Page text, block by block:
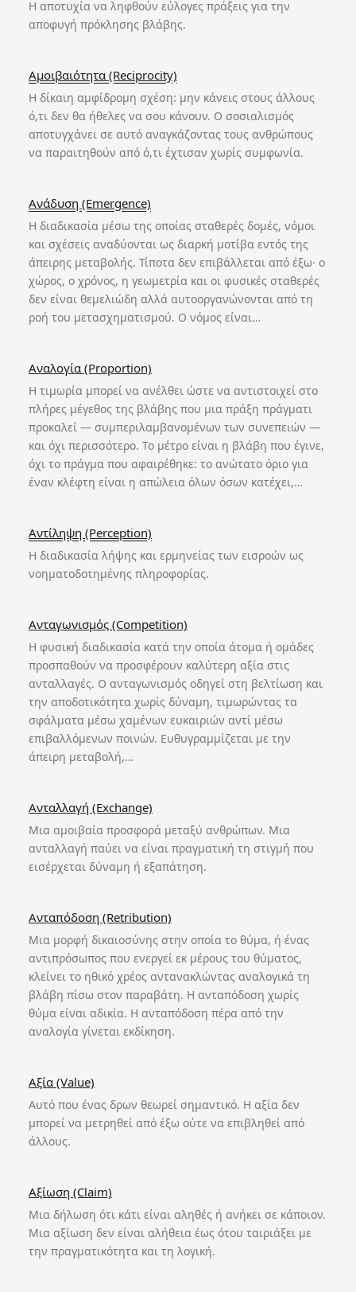
Η αποτυχία να ληφθούν εύλογες πράξεις για την
αποφυγή πρόκλησης βλάβης.
Αμοιβαιότητα (Reciprocity)
Η δίκαιη αμφίδρομη σχέση: μην κάνεις στους άλλους
ό,τι δεν θα ήθελες να σου κάνουν. Ο σοσιαλισμός
αποτυγχάνει σε αυτό αναγκάζοντας τους ανθρώπους
να παραιτηθούν από ό,τι έχτισαν χωρίς συμφωνία.
Ανάδυση (Emergence)
Η διαδικασία μέσω της οποίας σταθερές δομές, νόμοι
και σχέσεις αναδύονται ως διαρκή μοτίβα εντός της
άπειρης μεταβολής. Τίποτα δεν επιβάλλεται από έξω· ο
χώρος, ο χρόνος, η γεωμετρία και οι φυσικές σταθερές
δεν είναι θεμελιώδη αλλά αυτοοργανώνονται από τη
ροή του μετασχηματισμού. Ο νόμος είναι…
Αναλογία (Proportion)
Η τιμωρία μπορεί να ανέλθει ώστε να αντιστοιχεί στο
πλήρες μέγεθος της βλάβης που μια πράξη πράγματι
προκαλεί — συμπεριλαμβανομένων των συνεπειών —
και όχι περισσότερο. Το μέτρο είναι η βλάβη που έγινε,
όχι το πράγμα που αφαιρέθηκε: το ανώτατο όριο για
έναν κλέφτη είναι η απώλεια όλων όσων κατέχει,…
Αντίληψη (Perception)
Η διαδικασία λήψης και ερμηνείας των εισροών ως
νοηματοδοτημένης πληροφορίας.
Ανταγωνισμός (Competition)
Η φυσική διαδικασία κατά την οποία άτομα ή ομάδες
προσπαθούν να προσφέρουν καλύτερη αξία στις
ανταλλαγές. Ο ανταγωνισμός οδηγεί στη βελτίωση και
την αποδοτικότητα χωρίς δύναμη, τιμωρώντας τα
σφάλματα μέσω χαμένων ευκαιριών αντί μέσω
επιβαλλόμενων ποινών. Ευθυγραμμίζεται με την
άπειρη μεταβολή,…
Ανταλλαγή (Exchange)
Μια αμοιβαία προσφορά μεταξύ ανθρώπων. Μια
ανταλλαγή παύει να είναι πραγματική τη στιγμή που
εισέρχεται δύναμη ή εξαπάτηση.
Ανταπόδοση (Retribution)
Μια μορφή δικαιοσύνης στην οποία το θύμα, ή ένας
αντιπρόσωπος που ενεργεί εκ μέρους του θύματος,
κλείνει το ηθικό χρέος αντανακλώντας αναλογικά τη
βλάβη πίσω στον παραβάτη. Η ανταπόδοση χωρίς
θύμα είναι αδικία. Η ανταπόδοση πέρα από την
αναλογία γίνεται εκδίκηση.
Αξία (Value)
Αυτό που ένας δρων θεωρεί σημαντικό. Η αξία δεν
μπορεί να μετρηθεί από έξω ούτε να επιβληθεί από
άλλους.
Αξίωση (Claim)
Μια δήλωση ότι κάτι είναι αληθές ή ανήκει σε κάποιον.
Μια αξίωση δεν είναι αλήθεια έως ότου ταιριάξει με
την πραγματικότητα και τη λογική.